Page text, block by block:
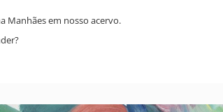
Manhães em nosso acervo.